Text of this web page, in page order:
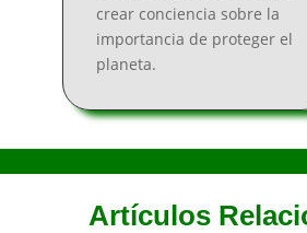
crear conciencia sobre la
importancia de proteger el
planeta.
Artículos